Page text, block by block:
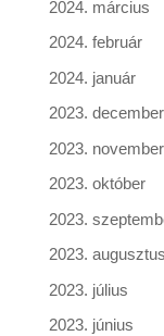
2024. március
2024. február
2024. január
2023. december
2023. november
2023. október
2023.
2023. augusztus
2023. július
2023. június